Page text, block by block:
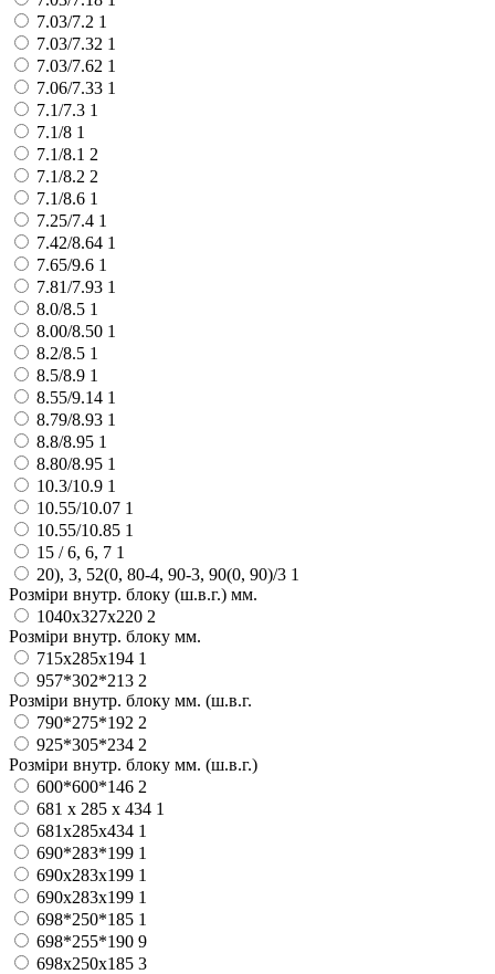
7.03/7.2 1
7.03/7.32 1
7.03/7.62 1
7.06/7.33 1
7.1/7.3 1
7.1/8 1
7.1/8.1 2
7.1/8.2 2
7.1/8.6 1
7.25/7.4 1
7.42/8.64 1
7.65/9.6 1
7.81/7.93 1
8.0/8.5 1
8.00/8.50 1
8.2/8.5 1
8.5/8.9 1
8.55/9.14 1
8.79/8.93 1
8.8/8.95 1
8.80/8.95 1
10.3/10.9 1
10.55/10.07 1
10.55/10.85 1
15 / 6, 6, 7 1
20), 3, 52(0, 80-4, 90-3, 90(0, 90)/3 1
Розміри внутр. блоку (ш.в.г.) мм.
1040х327х220 2
Розміри внутр. блоку мм.
715х285х194 1
957*302*213 2
Розміри внутр. блоку мм. (ш.в.г.
790*275*192 2
925*305*234 2
Розміри внутр. блоку мм. (ш.в.г.)
600*600*146 2
681 х 285 х 434 1
681х285х434 1
690*283*199 1
690x283x199 1
690х283х199 1
698*250*185 1
698*255*190 9
698x250x185 3